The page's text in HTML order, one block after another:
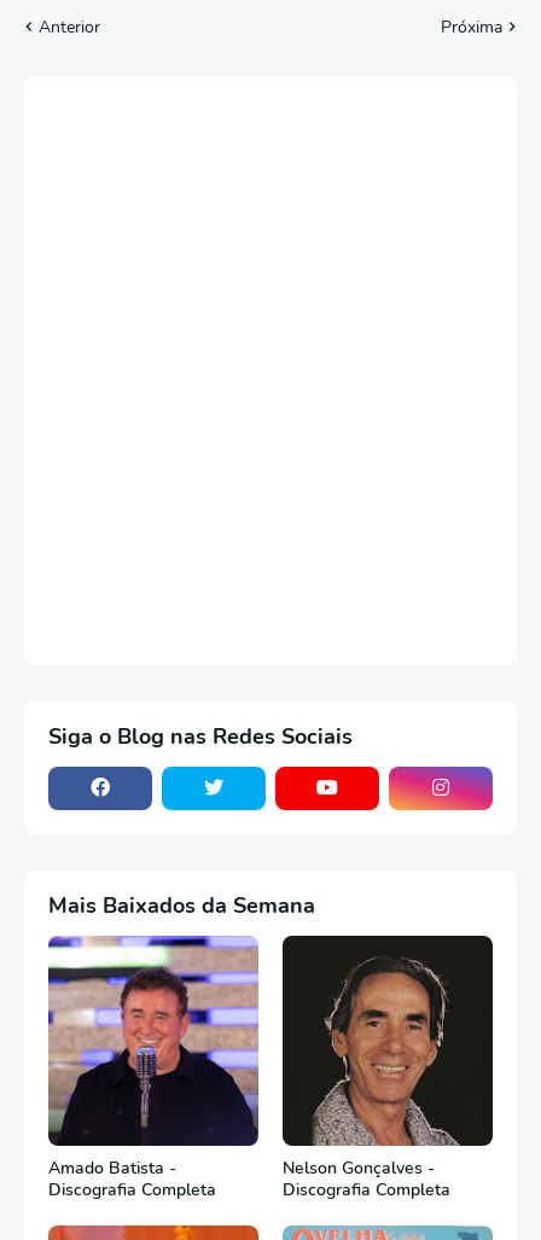
Anterior Próxima
Siga o Blog nas Redes Sociais
Mais Baixados da Semana
Amado Batista -
Discografia Completa
Nelson Gonçalves -
Discografia Completa